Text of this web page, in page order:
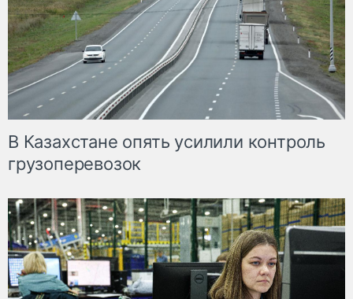
В Казахстане опять усилили контроль
грузоперевозок